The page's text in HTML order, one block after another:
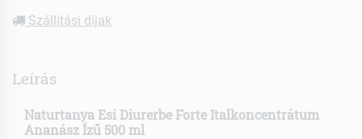
Szállítási díjak
Leírás
Naturtanya Esi Diurerbe Forte Italkoncentrátum
Ananász Ízű 500 ml